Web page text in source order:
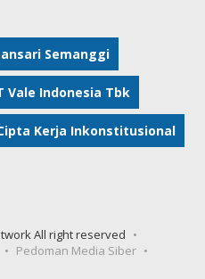
Semanggi
Vale Indonesia Tbk
Kerja Inkonstitusional
All right reserved
Pedoman Media Siber